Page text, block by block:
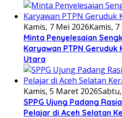
Kamis, 7 Mei 2026Kamis,
Minta Penyelesaian
Karyawan PTPN
Utara
Kamis, 5 Maret 2026
SPPG Ujung Padang
Pelajar di Aceh Selatan